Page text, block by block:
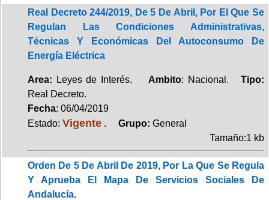
Real Decreto 244/2019, De 5 De Abril, Por El Que Se
Regulan Las Condiciones Administrativas,
Técnicas Y Económicas Del Autoconsumo De
Energía Eléctrica
Area: Leyes de Interés. Ambito: Nacional.Tipo:
Real Decreto.
Fecha: 06/04/2019
Estado: Vigente . Grupo: General
Tamaño:1 kb
Orden De 5 De Abril De 2019, Por La Que Se Regula
Y Aprueba El Mapa De Servicios Sociales De
Andalucía.